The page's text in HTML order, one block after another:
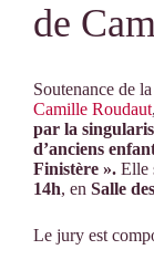
de
Soutenance de
Camille Roudaut
par la
d’anciens
Finistère ». Elle
14h, en Salle
Le jury est